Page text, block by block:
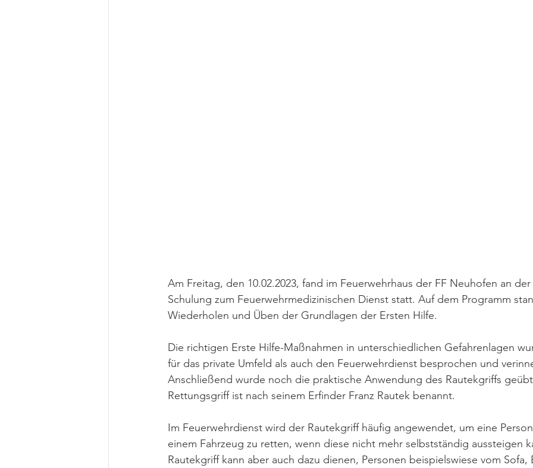
Am Freitag, den 10.02.2023, fand im Feuerwehrhaus der FF Neuhofen an
Schulung zum Feuerwehrmedizinischen Dienst statt. Auf dem Programm
Wiederholen und Üben der Grundlagen der Ersten Hilfe.
Die richtigen Erste Hilfe-Maßnahmen in unterschiedlichen Gefahrenlagen
für das private Umfeld als auch den Feuerwehrdienst besprochen und
Anschließend wurde noch die praktische Anwendung des Rautekgriffs
Rettungsgriff ist nach seinem Erfinder Franz Rautek benannt.
Im Feuerwehrdienst wird der Rautekgriff häufig angewendet, um eine
einem Fahrzeug zu retten, wenn diese nicht mehr selbstständig aussteigen
Rautekgriff kann aber auch dazu dienen, Personen beispielswiese vom Sofa,